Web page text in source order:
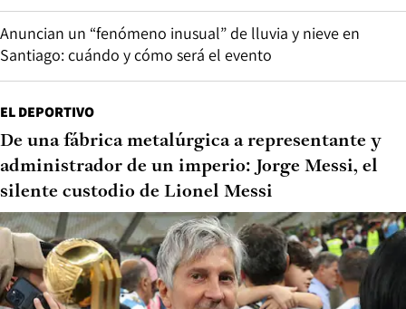
Anuncian un “fenómeno inusual” de lluvia y nieve en
Santiago: cuándo y cómo será el evento
EL DEPORTIVO
De una fábrica metalúrgica a representante y
administrador de un imperio: Jorge Messi, el
silente custodio de Lionel Messi